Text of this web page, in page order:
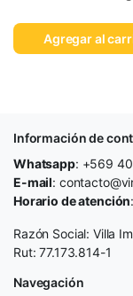
Agregar al
Información de
Whatsapp: +569
E-mail:
Horario de atención
Razón Social: Villa
Rut: 77.173.814-1
Navegación